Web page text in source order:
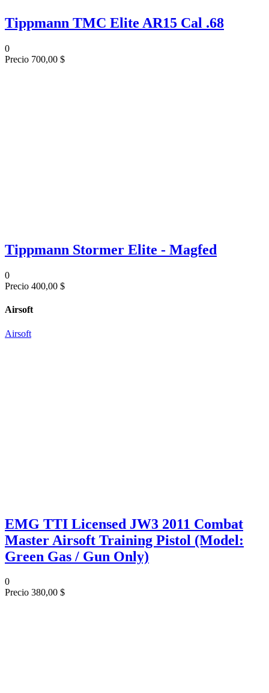
Tippmann TMC Elite AR15 Cal .68
0
Precio 700,00 $
Tippmann Stormer Elite - Magfed
0
Precio 400,00 $
Airsoft
Airsoft
EMG TTI Licensed JW3 2011 Combat
Master Airsoft Training Pistol (Model:
Green Gas / Gun Only)
0
Precio 380,00 $